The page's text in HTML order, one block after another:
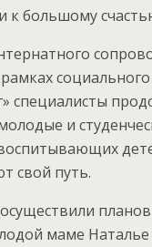
к большому
специалисты
и
свой путь.
маме Наталье